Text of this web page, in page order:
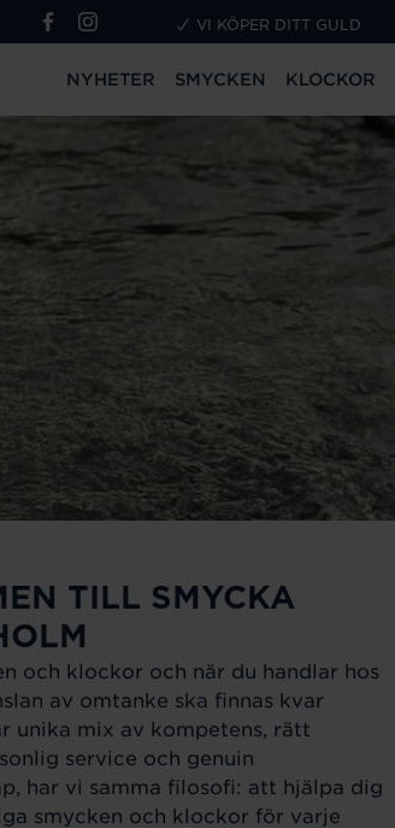
VI KÖPER DITT GULD
NYHETER SMYCKEN KLOCKOR
TILL SMYCKA
och klockor och när du handlar hos
av omtanke ska finnas kvar
unika mix av kompetens, rätt
service och genuin
har vi samma filosofi: att hjälpa dig
smycken och klockor för varje